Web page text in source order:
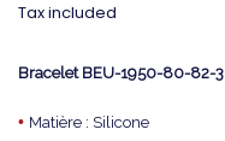
Tax included
Bracelet BEU-1950-80-82-3
• Matière : Silicone